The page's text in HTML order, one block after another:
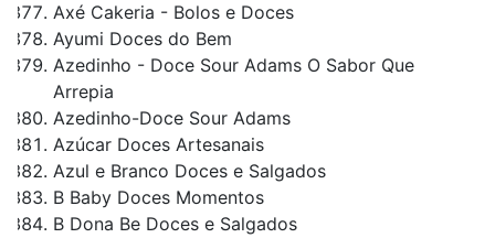
Axé Cakeria - Bolos e Doces
Ayumi Doces do Bem
Azedinho - Doce Sour Adams O Sabor Que
Arrepia
Azedinho-Doce Sour Adams
Azúcar Doces Artesanais
Azul e Branco Doces e Salgados
B Baby Doces Momentos
B Dona Be Doces e Salgados